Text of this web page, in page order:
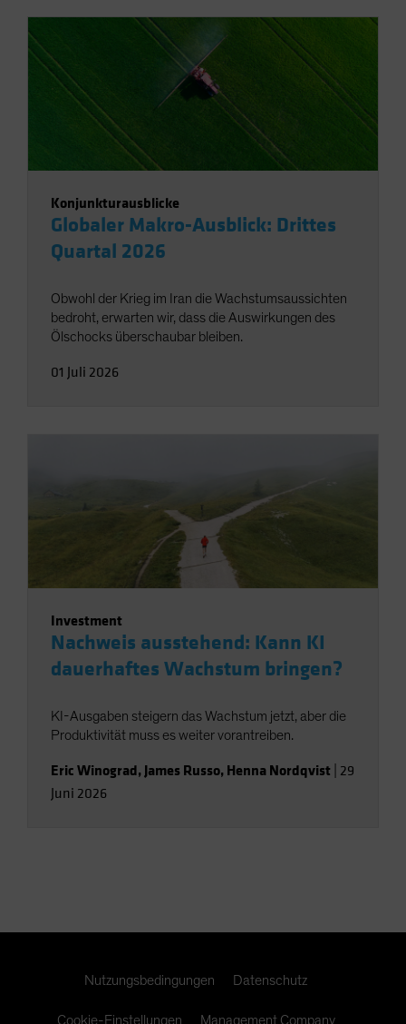
Konjunkturausblicke
Globaler Makro-Ausblick: Drittes
Quartal 2026
Obwohl der Krieg im Iran die Wachstumsaussichten
bedroht, erwarten wir, dass die Auswirkungen des
Ölschocks überschaubar bleiben.
01 Juli 2026
Investment
Nachweis ausstehend: Kann KI
dauerhaftes Wachstum bringen?
KI-Ausgaben steigern das Wachstum jetzt, aber die
Produktivität muss es weiter vorantreiben.
Eric Winograd,James Russo, Henna Nordqvist 29
Juni 2026
Nutzungsbedingungen Datenschutz
Cookie-Einstellungen Management Company